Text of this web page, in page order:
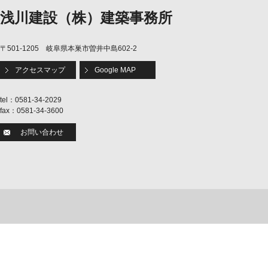
浅川建設（株）建築事務所
〒501-1205 岐阜県本巣市曽井中島602-2
アクセスマップ Google MAP
tel：0581-34-2029
fax：0581-34-3600
お問い合わせ